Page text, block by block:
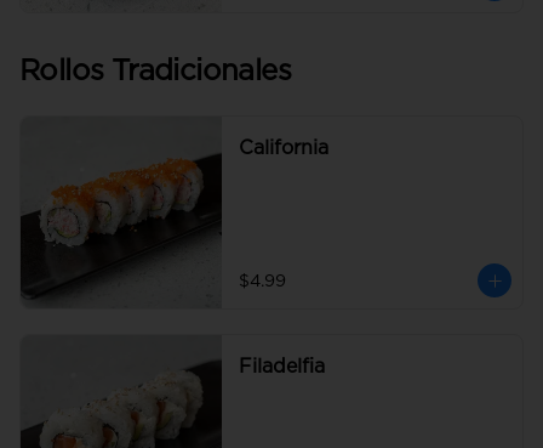
Rollos Tradicionales
California
$4.99
Filadelfia